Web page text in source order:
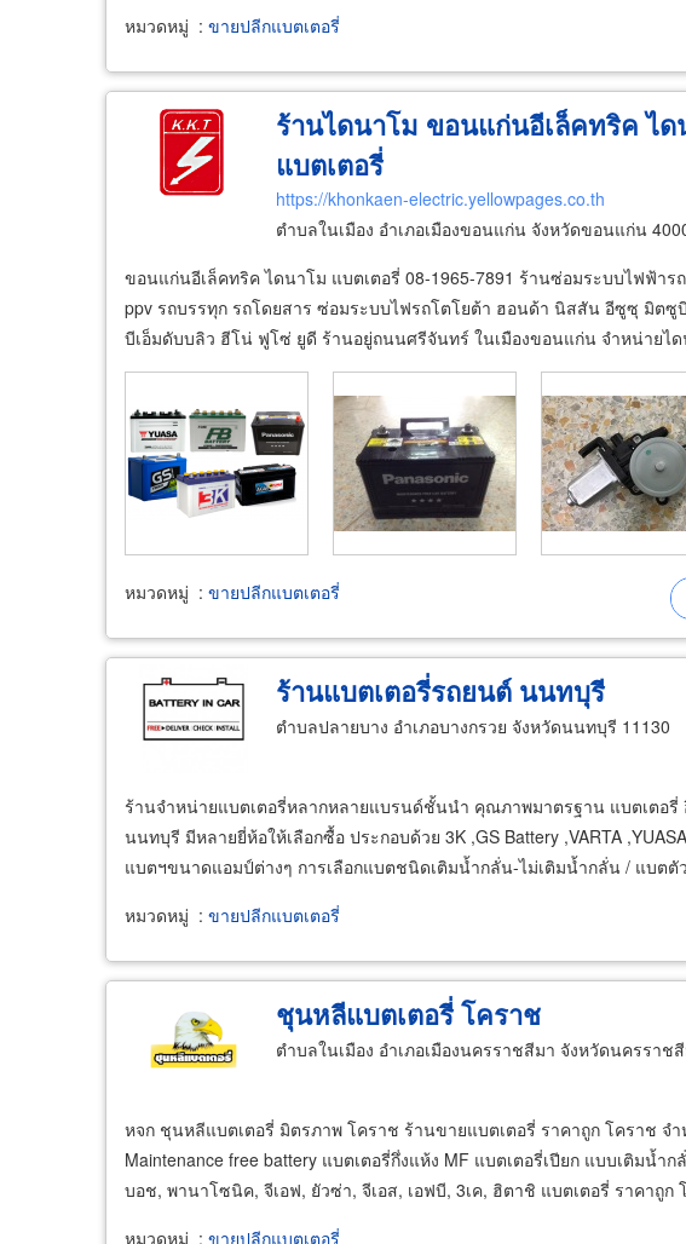
หมวดหมู่ : ขายปลีกแบตเตอรี่
ร้านไดนาโม ขอนแก่นอีเล็คทริค ได
แบตเตอรี่
https://khonkaen-electric.yellowpages.co.th
ตำบลในเมือง อำเภอเมืองขอนแก่น จังหวัดขอนแก่น
ขอนแก่นอีเล็คทริค ไดนาโม แบตเตอรี่ 08-1965-7891 ร้านซ่อมระบบไฟฟ้าร
ppv รถบรรทุก รถโดยสาร ซ่อมระบบไฟรถโตโยต้า ฮอนด้า นิสสัน อีซูซุ มิต
บีเอ็มดับบลิว ฮีโน่ ฟูโซ่ ยูดี ร้านอยู่ถนนศรีจันทร์ ในเมืองขอนแก่น จำหน่ายไ
หมวดหมู่ : ขายปลีกแบตเตอรี่
ร้านแบตเตอรี่รถยนต์ นนทบุรี
ตำบลปลายบาง อำเภอบางกรวย จังหวัดนนทบุรี 11130
ร้านจำหน่ายแบตเตอรี่หลากหลายแบรนด์ชั้นนำ คุณภาพมาตรฐาน แบตเตอรี่
นนทบุรี มีหลายยี่ห้อให้เลือกซื้อ ประกอบด้วย 3K ,GS Battery ,VARTA
แบตฯขนาดแอมป์ต่างๆ การเลือกแบตชนิดเติมน้ำกลั่น-ไม่เติมน้ำกลั่น / แบต
หมวดหมู่ : ขายปลีกแบตเตอรี่
ชุนหลีแบตเตอรี่ โคราช
ตำบลในเมือง อำเภอเมืองนครราชสีมา จังหวัดนครราช
หจก ชุนหลีแบตเตอรี่ มิตรภาพ โคราช ร้านขายแบตเตอรี่ ราคาถูก โคราช จ
Maintenance free battery แบตเตอรี่กึ่งแห้ง MF แบตเตอรี่เปียก แบบเติมน้
บอช, พานาโซนิค, จีเอฟ, ยัวซ่า, จีเอส, เอฟบี, 3เค, ฮิตาชิ แบตเตอรี่ ราคาถูก
หมวดหมู่ : ขายปลีกแบตเตอรี่